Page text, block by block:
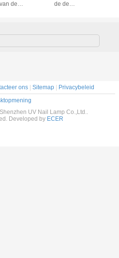
van de
de de
Staafvoeder Staaf
Boothengels
ons| Sitemap|
Privacybeleid
UV Nail Lamp Co.,Ltd..
Developed by ECER